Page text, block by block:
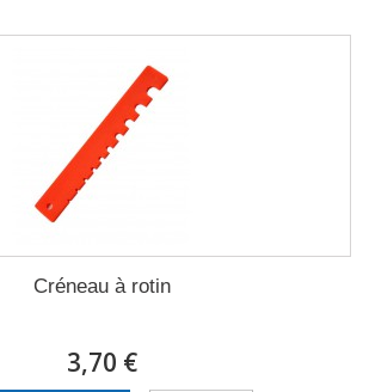
Créneau à rotin
3,70 €